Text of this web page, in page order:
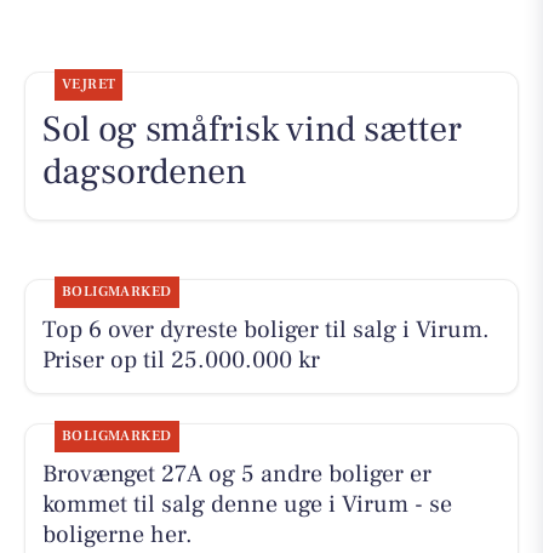
VEJRET
Sol og småfrisk vind sætter
dagsordenen
BOLIGMARKED
Top 6 over dyreste boliger til salg i Virum.
Priser op til 25.000.000 kr
BOLIGMARKED
Brovænget 27A og 5 andre boliger er
kommet til salg denne uge i Virum - se
boligerne her.